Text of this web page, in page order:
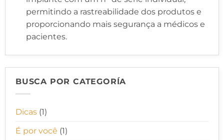
permitindo a rastreabilidade dos produtos e
proporcionando mais segurança a médicos e
pacientes.
BUSCA POR CATEGORÍA
Dicas (1)
É por você (1)